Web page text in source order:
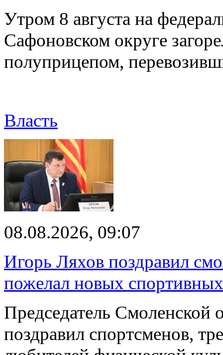
Утром 8 августа на
Сафоновском округе
полуприцепом,
Власть
08.08.2026, 09:07
Игорь Ляхов поздравил
пожелал новых
Председатель
поздравил спортсменов,